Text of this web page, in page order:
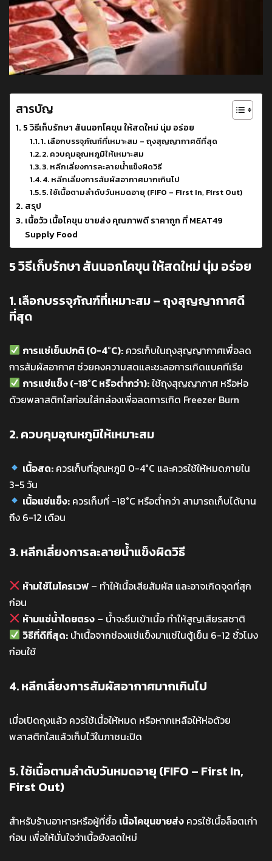
สารบัญ
5 วิธีเก็บรักษา สันนอกโคขุน ให้สดใหม่ นุ่ม อร่อย
1. เลือกบรรจุภัณฑ์ที่เหมาะสม – ถุงสุญญากาศดีที่สุด
2. ควบคุมอุณหภูมิให้เหมาะสม
3. หลีกเลี่ยงการละลายน้ำแข็งผิดวิธี
4. หลีกเลี่ยงการสัมผัสอากาศมากเกินไป
5. ใช้เนื้อตามลำดับวันหมดอายุ (FIFO – First In, First Out)
สรุป
เนื้อวัว เนื้อโคขุน ขายส่ง คุณภาพดี ราคาถูก ที่ MEAT49
Supply Food
5 วิธีเก็บรักษา สันนอกโคขุน ให้สดใหม่ นุ่ม อร่อย
1. เลือกบรรจุภัณฑ์ที่เหมาะสม – ถุงสุญญากาศดี
ที่สุด
การแช่เย็นปกติ (0-4°C): ควรเก็บในถุงสุญญากาศเพื่อลด
การสัมผัสอากาศ ช่วยคงความสดและชะลอการเกิดแบคทีเรีย
การแช่แข็ง (-18°C หรือต่ำกว่า):ใช้ถุงสุญญากาศ หรือห่อ
ด้วยพลาสติกใสก่อนใส่กล่องเพื่อลดการเกิด Freezer Burn
2. ควบคุมอุณหภูมิให้เหมาะสม
เนื้อสด: ควรเก็บที่อุณหภูมิ 0-4°C และควรใช้ให้หมดภายใน
3-5 วัน
เนื้อแช่แข็ง: ควรเก็บที่ -18°C หรือต่ำกว่า สามารถเก็บได้นาน
ถึง 6-12 เดือน
3. หลีกเลี่ยงการละลายน้ำแข็งผิดวิธี
ห้ามใช้ไมโครเวฟ – ทำให้เนื้อเสียสัมผัส และอาจเกิดจุดที่สุก
ก่อน
ห้ามแช่น้ำโดยตรง – น้ำจะซึมเข้าเนื้อ ทำให้สูญเสียรสชาติ
วิธีที่ดีที่สุด: นำเนื้อจากช่องแช่แข็งมาแช่ในตู้เย็น 6-12 ชั่วโมง
ก่อนใช้
4. หลีกเลี่ยงการสัมผัสอากาศมากเกินไป
เมื่อเปิดถุงแล้ว ควรใช้เนื้อให้หมด หรือหากเหลือให้ห่อด้วย
พลาสติกใสแล้วเก็บไว้ในภาชนะปิด
5. ใช้เนื้อตามลำดับวันหมดอายุ (FIFO – First In,
First Out)
สำหรับร้านอาหารหรือผู้ที่ซื้อ เนื้อโคขุนขายส่ง ควรใช้เนื้อล็อตเก่า
ก่อน เพื่อให้มั่นใจว่าเนื้อยังสดใหม่